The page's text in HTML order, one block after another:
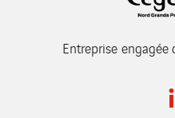
Entreprise